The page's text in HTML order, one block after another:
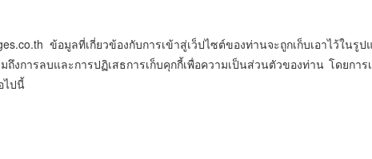
ข้อมูลที่เกี่ยวข้องกับการเข้าสู่เว็ปไซต์ของท่านจะถูกเก็บเอาไว้ใน
งการลบและการปฏิเสธการเก็บคุกกี้เพื่อความเป็นส่วนตัวของท่าน โดยกา
ไปนี้